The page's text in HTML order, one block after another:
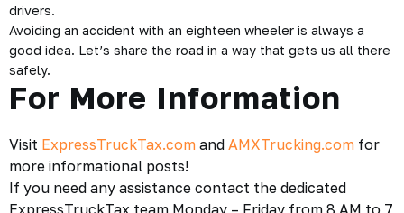
drivers.
Avoiding an accident with an eighteen wheeler is always a
good idea. Let’s share the road in a way that gets us all there
safely.
For More Information
Visit ExpressTruckTax.com and AMXTrucking.com for
more informational posts!
If you need any assistance contact the dedicated